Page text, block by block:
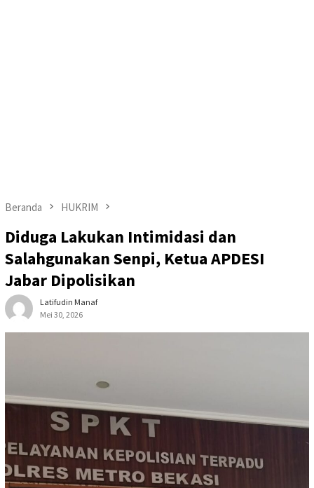
Beranda HUKRIM
Diduga Lakukan Intimidasi dan
Salahgunakan Senpi, Ketua APDESI
Jabar Dipolisikan
Latifudin Manaf
Mei 30, 2026